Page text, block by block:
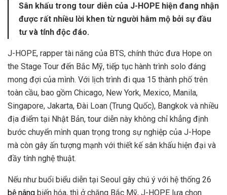
Sân khấu trong tour diễn của J-HOPE hiện đang nhận
được rất nhiều lời khen từ người hâm mộ bởi sự đầu
tư và tính độc đáo.
J-HOPE, rapper tài năng của BTS, chính thức đưa Hope on
the Stage Tour đến Bắc Mỹ, tiếp tục hành trình solo đáng
mong đợi của mình. Với lịch trình đi qua 15 thành phố trên
toàn cầu, bao gồm Chicago, New York, Mexico, Manila,
Singapore, Jakarta, Đài Loan (Trung Quốc), Bangkok và nhiều
địa điểm tại Nhật Bản, tour diễn này không chỉ khẳng định
bước chuyển mình quan trọng trong sự nghiệp của J-Hope
mà còn gây ấn tượng mạnh với thiết kế sân khấu hiện đại và
đầy tính nghệ thuật.
Nếu như buổi biểu diễn tại Seoul gây chú ý với hệ thống 26
bệ nâng biến hóa, thì ở chặng Bắc Mỹ, J-HOPE lựa chọn